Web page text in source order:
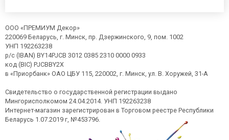
ООО «ПРЕМИУМ Декор»
220069 Беларусь, г. Минск, пр. Дзержинского, 9, пом. 1002
УНП 192263238
р/с (IBAN) BY14PJCB 3012 0385 2310 0000 0933
код (BIC) PJCBBY2X
в «Приорбанк» ОАО ЦБУ 115, 220002, г. Минск, ул. В. Хоружей, 31-А
Свидетельство о государственной регистрации выдано
Мингорисполкомом 24.04.2014. УНП 192263238
Интернет-магазин зарегистрирован в Торговом реестре Республики
Беларусь 1.07.2019 г, №453796.